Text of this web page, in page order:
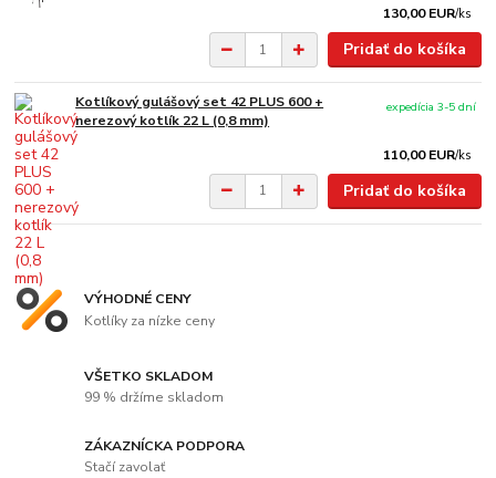
130,00 EUR/ks
Pridať do košíka
Kotlíkový gulášový set 42 PLUS 600 +
nerezový kotlík 22 L (0,8 mm)
110,00 EUR/ks
expedícia 3-5 dní
Pridať do košíka
VÝHODNÉ CENY
Kotlíky za nízke ceny
VŠETKO SKLADOM
99 % držíme skladom
ZÁKAZNÍCKA PODPORA
Stačí zavolať